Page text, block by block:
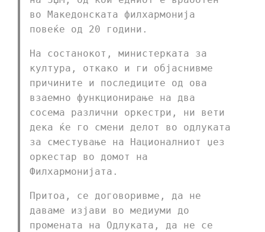
во Македонската филхармонија
повеќе од 20 години.
На состанокот, министерката за
култура, откако и ги објаснивме
причините и последиците од ова
взаемно функционирање на два
сосема различни оркестри, ни вети
дека ќе го смени делот во одлуката
за сместување на Националниот џез
оркестар во домот на
Филхармонијата.
Притоа, се договоривме, да не
даваме изјави во медиуми до
промената на Одлуката, да не се